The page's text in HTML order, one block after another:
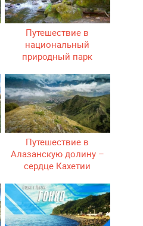
Путешествие в
национальный
природный парк
Путешествие в
Алазанскую долину –
сердце Кахетии